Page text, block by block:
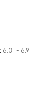
6.0" - 6.9"